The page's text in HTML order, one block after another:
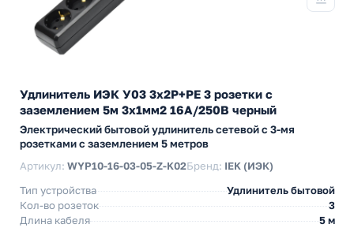
Удлинитель ИЭК У03 3х2P+PE 3 розетки с
заземлением 5м 3х1мм2 16А/250В черный
Электрический бытовой удлинитель сетевой с 3-мя
розетками с заземлением 5 метров
Артикул: WYP10-16-03-05-Z-K02Бренд: IEK (ИЭК)
Тип устройства
Удлинитель бытовой
Кол-во розеток
3
Длина кабеля
5 м